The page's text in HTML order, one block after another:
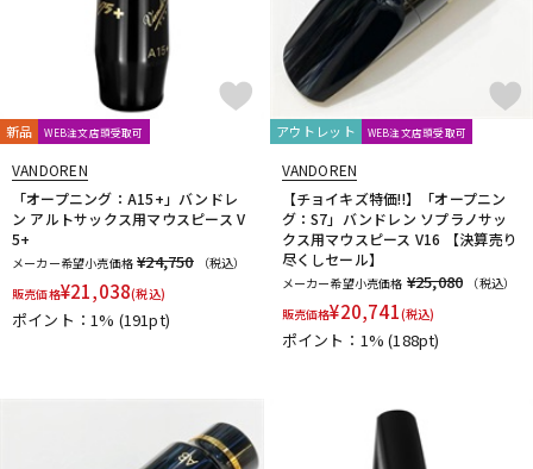
新品 WEB注文店頭受取可
VANDOREN
「オープニング：A15+」バンドレ
ン アルトサックス用マウスピース V
5+
メーカー希望小売価格 ¥24,750
（税込）
販売価格¥21,038(税込)
ポイント：1% (191pt)
アウトレット WEB注文店頭受取可
VANDOREN
【チョイキズ特価!!】「オープニン
グ：S7」バンドレン ソプラノサッ
クス用マウスピース V16 【決算売り
尽くしセール】
メーカー希望小売価格 ¥25,080
（税込）
販売価格¥20,741(税込)
ポイント：1%(188pt)